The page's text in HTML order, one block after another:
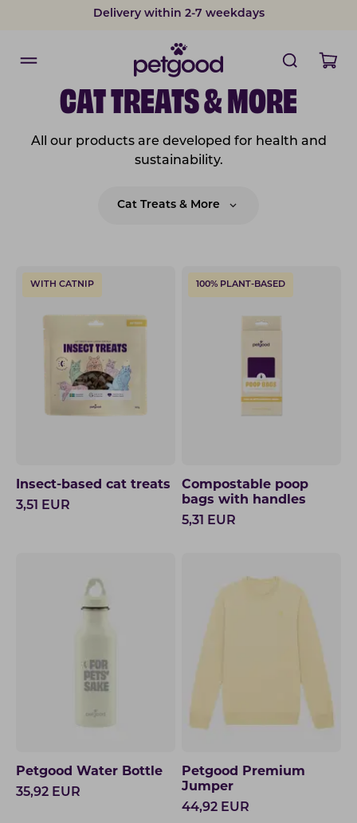
Delivery within 2-7 weekdays
CAT TREATS & MORE
All our products are developed for health and
sustainability.
Cat Treats & More
WITH CATNIP
Insect-based cat treats
3,51
EUR
100% PLANT-BASED
Compostable poop
bags with handles
5,31
EUR
Petgood Water Bottle
35,92 EUR
Petgood Premium
Jumper
44,92 EUR